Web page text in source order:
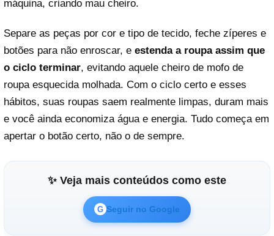
máquina, criando mau cheiro.
Separe as peças por cor e tipo de tecido, feche zíperes e
botões para não enroscar, e estenda a roupa assim que
o ciclo terminar, evitando aquele cheiro de mofo de
roupa esquecida molhada. Com o ciclo certo e esses
hábitos, suas roupas saem realmente limpas, duram mais
e você ainda economiza água e energia. Tudo começa em
apertar o botão certo, não o de sempre.
✨ Veja mais conteúdos como este
G Seguir no Google